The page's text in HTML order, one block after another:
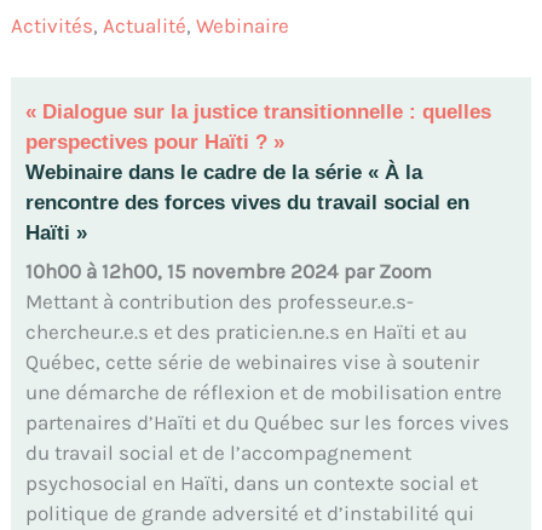
Activités,Actualité,Webinaire
« Dialogue sur la justice transitionnelle : quelles
perspectives pour Haïti ? »
Webinaire dans le cadre de la série « À la
rencontre des forces vives du travail social en
Haïti »
10h00 à 12h00, 15 novembre 2024 par Zoom
Mettant à contribution des professeur.e.s-
chercheur.e.s et des praticien.ne.s en Haïti et au
Québec, cette série de webinaires vise à soutenir
une démarche de réflexion et de mobilisation entre
partenaires d’Haïti et du Québec sur les forces vives
du travail social et de l’accompagnement
psychosocial en Haïti, dans un contexte social et
politique de grande adversité et d’instabilité qui